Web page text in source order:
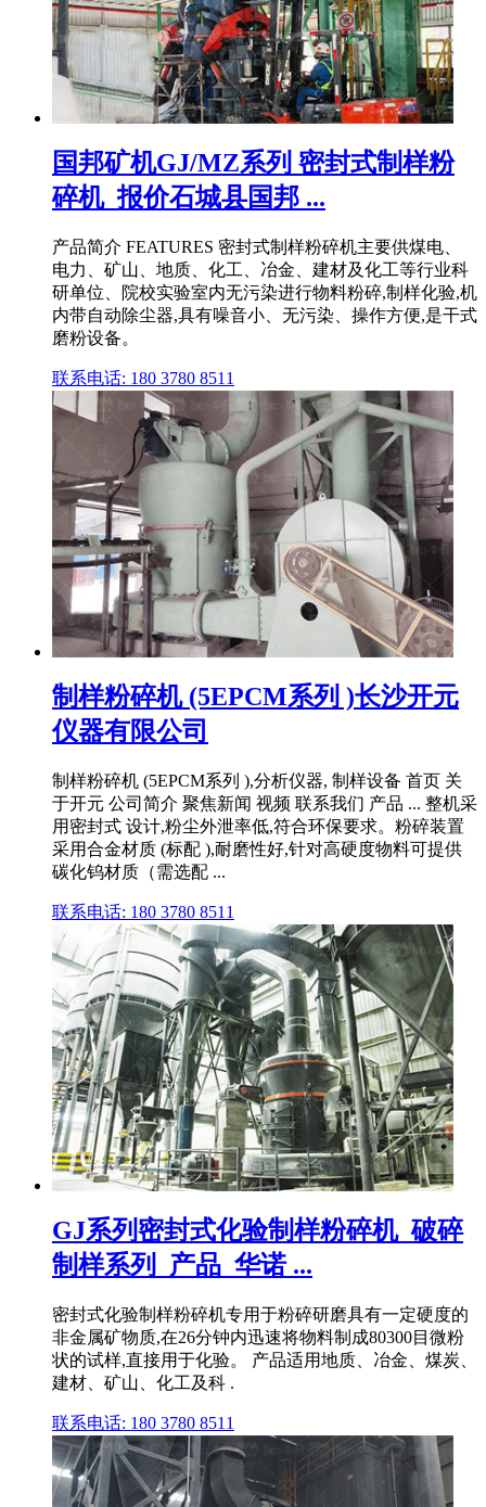
国邦矿机GJ/MZ系列 密封式制样粉
碎机_报价石城县国邦 ...
产品简介 FEATURES 密封式制样粉碎机主要供煤电、
电力、矿山、地质、化工、冶金、建材及化工等行业科
研单位、院校实验室内无污染进行物料粉碎,制样化验,机
内带自动除尘器,具有噪音小、无污染、操作方便,是干式
磨粉设备。
联系电话: 180 3780 8511
制样粉碎机 (5EPCM系列 )长沙开元
仪器有限公司
制样粉碎机 (5EPCM系列 ),分析仪器, 制样设备 首页 关
于开元 公司简介 聚焦新闻 视频 联系我们 产品 ... 整机采
用密封式 设计,粉尘外泄率低,符合环保要求。粉碎装置
采用合金材质 (标配 ),耐磨性好,针对高硬度物料可提供
碳化钨材质（需选配 ...
联系电话: 180 3780 8511
GJ系列密封式化验制样粉碎机_破碎
制样系列_产品_华诺 ...
密封式化验制样粉碎机专用于粉碎研磨具有一定硬度的
非金属矿物质,在26分钟内迅速将物料制成80300目微粉
状的试样,直接用于化验。 产品适用地质、冶金、煤炭、
建材、矿山、化工及科 .
联系电话: 180 3780 8511